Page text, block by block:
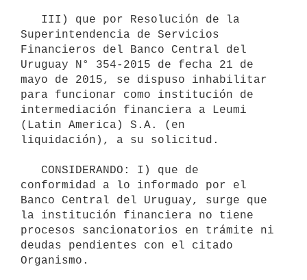
Superintendencia de Servicios
Financieros del Banco Central del
Uruguay N° 354-2015 de fecha 21 de
mayo de 2015, se dispuso inhabilitar
para funcionar como institución de
intermediación financiera a Leumi
(Latin America) S.A. (en
liquidación), a su solicitud.
conformidad a lo informado por el
Banco Central del Uruguay, surge que
la institución financiera no tiene
procesos sancionatorios en trámite ni
deudas pendientes con el citado
Organismo.